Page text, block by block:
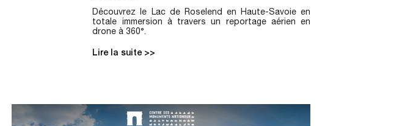
Découvrez le Lac de Roselend en Haute-Savoie en
totale immersion à travers un reportage aérien en
drone à 360°.
Lire la suite >>